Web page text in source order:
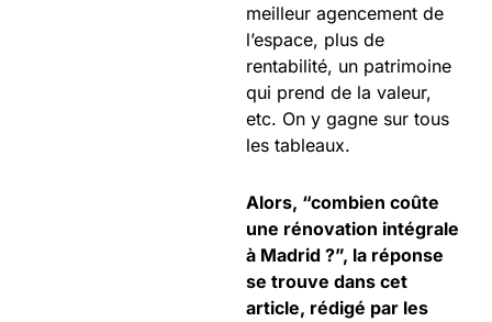
meilleur agencement de
l’espace, plus de
rentabilité, un patrimoine
qui prend de la valeur,
etc. On y gagne sur tous
les tableaux.
Alors, “combien coûte
une rénovation intégrale
à Madrid ?”, la réponse
se trouve dans cet
article, rédigé par les